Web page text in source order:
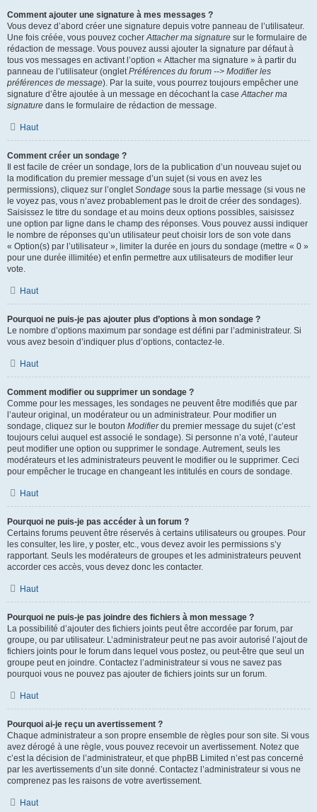
Comment ajouter une signature à mes messages ?
Vous devez d’abord créer une signature depuis votre panneau de l’utilisateur.
Une fois créée, vous pouvez cocherAttacher ma signature sur le formulaire de
rédaction de message. Vous pouvez aussi ajouter la signature par défaut à
tous vos messages en activant l’option « Attacher ma signature » à partir du
panneau de l’utilisateur (ongletPréférences du forum --> Modifier les
préférences de message). Par la suite, vous pourrez toujours empêcher une
signature d’être ajoutée à un message en décochant la caseAttacher ma
signature dans le formulaire de rédaction de message.
Haut
Comment créer un sondage ?
Il est facile de créer un sondage, lors de la publication d’un nouveau sujet ou
la modification du premier message d’un sujet (si vous en avez les
permissions), cliquez sur l’ongletSondage sous la partie message (si vous ne
le voyez pas, vous n’avez probablement pas le droit de créer des sondages).
Saisissez le titre du sondage et au moins deux options possibles, saisissez
une option par ligne dans le champ des réponses. Vous pouvez aussi indiquer
le nombre de réponses qu’un utilisateur peut choisir lors de son vote dans
« Option(s) par l’utilisateur », limiter la durée en jours du sondage (mettre « 0 »
pour une durée illimitée) et enfin permettre aux utilisateurs de modifier leur
vote.
Haut
Pourquoi ne puis-je pas ajouter plus d’options à mon sondage ?
Le nombre d’options maximum par sondage est défini par l’administrateur. Si
vous avez besoin d’indiquer plus d’options, contactez-le.
Haut
Comment modifier ou supprimer un sondage ?
Comme pour les messages, les sondages ne peuvent être modifiés que par
l’auteur original, un modérateur ou un administrateur. Pour modifier un
sondage, cliquez sur le bouton Modifierdu premier message du sujet (c’est
toujours celui auquel est associé le sondage). Si personne n’a voté, l’auteur
peut modifier une option ou supprimer le sondage. Autrement, seuls les
modérateurs et les administrateurs peuvent le modifier ou le supprimer. Ceci
pour empêcher le trucage en changeant les intitulés en cours de sondage.
Haut
Pourquoi ne puis-je pas accéder à un forum ?
Certains forums peuvent être réservés à certains utilisateurs ou groupes. Pour
les consulter, les lire, y poster, etc., vous devez avoir les permissions s’y
rapportant. Seuls les modérateurs de groupes et les administrateurs peuvent
accorder ces accès, vous devez donc les contacter.
Haut
Pourquoi ne puis-je pas joindre des fichiers à mon message ?
La possibilité d’ajouter des fichiers joints peut être accordée par forum, par
groupe, ou par utilisateur. L’administrateur peut ne pas avoir autorisé l’ajout de
fichiers joints pour le forum dans lequel vous postez, ou peut-être que seul un
groupe peut en joindre. Contactez l’administrateur si vous ne savez pas
pourquoi vous ne pouvez pas ajouter de fichiers joints sur un forum.
Haut
Pourquoi ai-je reçu un avertissement ?
Chaque administrateur a son propre ensemble de règles pour son site. Si vous
avez dérogé à une règle, vous pouvez recevoir un avertissement. Notez que
c’est la décision de l’administrateur, et que phpBB Limited n’est pas concerné
par les avertissements d’un site donné. Contactez l’administrateur si vous ne
comprenez pas les raisons de votre avertissement.
Haut